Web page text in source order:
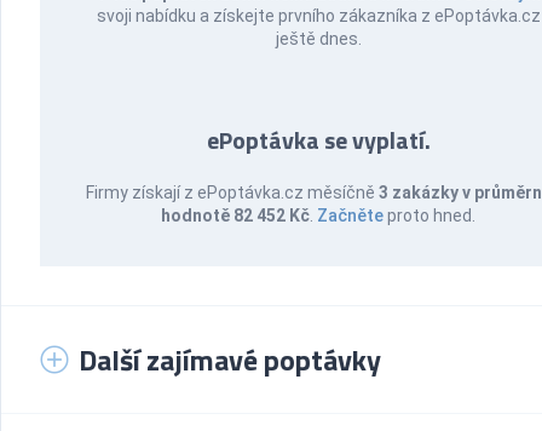
svoji nabídku a získejte prvního zákazníka z ePoptávka.cz
ještě dnes.
ePoptávka se vyplatí.
Firmy získají z ePoptávka.cz měsíčně 3 zakázky v
hodnotě 82 452 Kč Začněteproto hned.
Další zajímavé poptávky